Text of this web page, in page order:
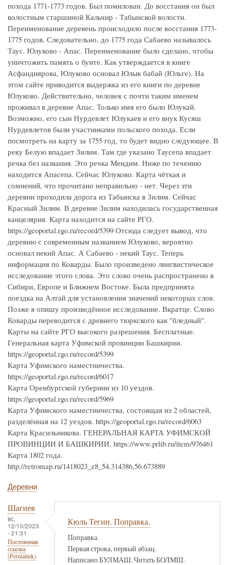
похода 1771-1773 годов. Был помилован. До восстания он был
волостным старшиной Кальчир - Табынской волости.
Переименование деревень происходило после восстания 1773-
1775 годов. Следовательно, до 1775 года Сабаево называлось
Таус. Юлуково - Апас. Переименование было сделано, чтобы
уничтожить память о бунте. Как утверждается в книге
Асфандиярова, Юлуково основал Юлык бабай (Юльге). На
этом сайте приводится выдержка из его книги по деревне
Юлуково. Действительно, человек с почти таким именем
проживал в деревне Апас. Только имя его было Юлукай.
Возможно, его сын Нурдевлет Юлукаев и его внук Кусяш
Нурдевлетов были участниками польского похода. Если
посмотреть на карту за 1755 год, то будет видно следующее. В
реку Белую впадает Зилим. Там где указано Таусепа впадает
речка без названия. Это речка Мендим. Ниже по течению
находится Апасепа. Сейчас Юлуково. Карта чёткая и
сомнений, что прочитано неправильно - нет. Через эти
деревни проходила дорога из Табынска в Зилим. Сейчас
Красный Зилим. В деревне Зилим находилась государственная
канцелярия. Карта находится на сайте РГО.
https://geoportal.rgo.ru/record/5399 Отсюда следует вывод, что
деревню с современным названием Юлуково, вероятно
основал некий Апас. А Сабаево - некий Таус. Теперь
информация по Коварды. Было произведено лингвистическое
исследование этого слова. Это слово очень распространено в
Сибири, Европе и Ближнем Востоке. Была предпринята
поездка на Алтай для установления значений некоторых слов.
Позже я опишу произведённое исследование. Вкратце. Слово
Коварды переводится с древнего тюркского как "бледный".
Карты на сайте РГО высокого разрешения. Бесплатные.
Генеральная карта Уфимской провинции Башкирии.
https://geoportal.rgo.ru/record/5399
Карта Уфимского наместничества.
https://geoportal.rgo.ru/record/6017
Карта Оренбургской губернии из 10 уездов.
https://geoportal.rgo.ru/record/5969
Карта Уфимского наместничества, состоящая из 2 областей,
разделённая на 12 уездов. https://geoportal.rgo.ru/record/6063
Карта Красильникова. ГЕНЕРАЛЬНАЯ КАРТА УФИМСКОЙ
ПРОВИНЦИИ И БАШКИРИИ. https://www.prlib.ru/item/976461
Карта 1802 года.
http://retromap.ru/1418023_z8_54.314386,56.673889
Деревни
Шагиев
вс,
12/10/2023
- 21:31
Постоянная
ссылка
(Permalink)
Кюль Тегин. Поправка.
Поправка.
Первая строка, первый абзац.
Написано БУЛМАШ. Читать БОЛМШ.